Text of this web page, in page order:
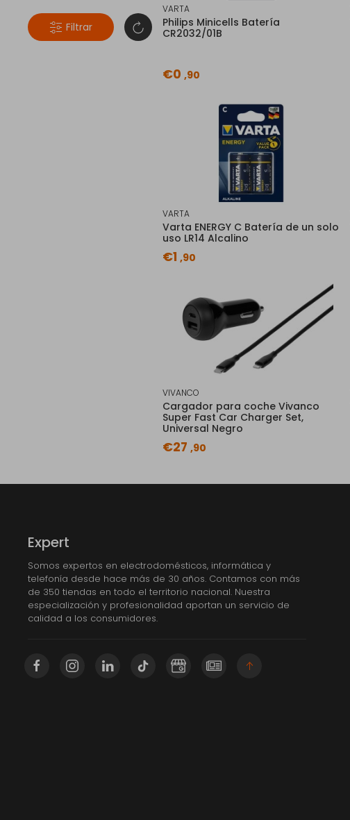
Filtrar
VARTA
Philips Minicells Batería
CR2032/01B
€0 ,90
VARTA
Varta ENERGY C Batería de un solo
uso LR14 Alcalino
€1 ,90
VIVANCO
Cargador para coche Vivanco
Super Fast Car Charger Set,
Universal Negro
€27 ,90
Expert
Somos expertos en electrodomésticos, informática y
telefonía desde hace más de 30 años. Contamos con más
de 350 tiendas en todo el territorio nacional. Nuestra
especialización y profesionalidad aportan un servicio de
calidad a los consumidores.